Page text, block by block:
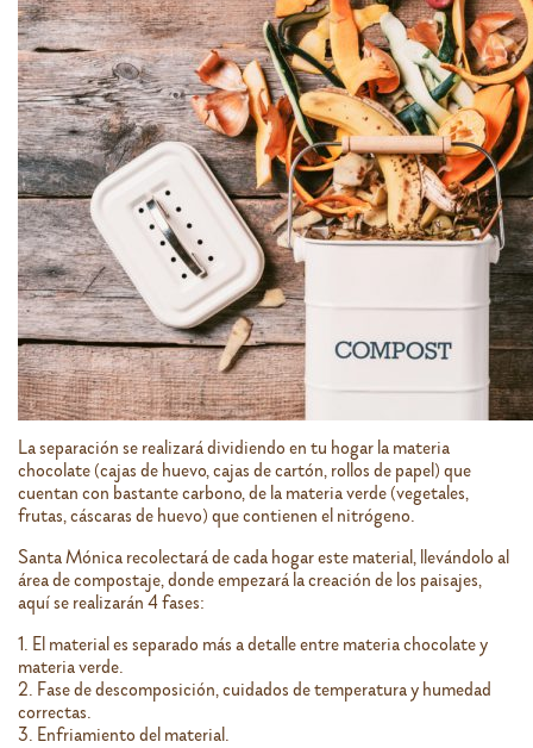
La separación se realizará dividiendo en tu hogar la materia
chocolate (cajas de huevo, cajas de cartón, rollos de papel) que
cuentan con bastante carbono, de la materia verde (vegetales,
frutas, cáscaras de huevo) que contienen el nitrógeno.
Santa Mónica recolectará de cada hogar este material, llevándolo al
área de compostaje, donde empezará la creación de los paisajes,
aquí se realizarán 4 fases:
1. El material es separado más a detalle entre materia chocolate y
materia verde.
2. Fase de descomposición, cuidados de temperatura y humedad
correctas.
3. Enfriamiento del material.